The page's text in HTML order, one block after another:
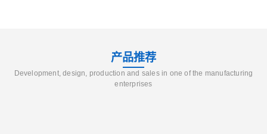
产品推荐
Development, design, production and sales in one of the manufacturing
enterprises